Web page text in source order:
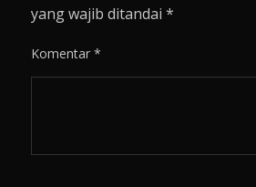
yang wajib ditandai*
Komentar*